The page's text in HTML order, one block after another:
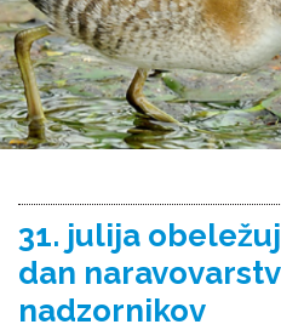
31. julija
dan
nadzornikov